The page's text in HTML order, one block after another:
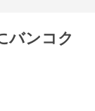
バンコク